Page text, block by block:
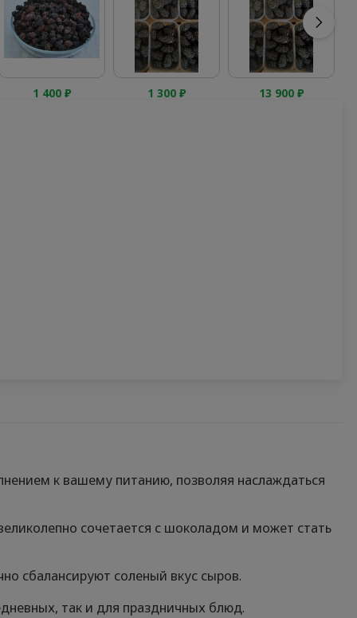
1 400 ₽ 1 300 ₽ 13 900 ₽
к вашему питанию, позволяя наслаждаться
сочетается с шоколадом и может стать
сбалансируют соленый вкус сыров.
так и для праздничных блюд.